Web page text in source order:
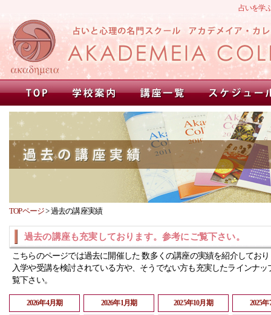
占いを学
TOPページ>過去の講座実績
過去の講座も充実しております。参考にご覧下さい。
こちらのページでは過去に開催した 数多くの講座の実績を紹介してお
入学や受講を検討されている方や、そうでない方も充実したラインナッ
覧下さい。
2026年4月期 2026年1月期 2025年10月期 2025